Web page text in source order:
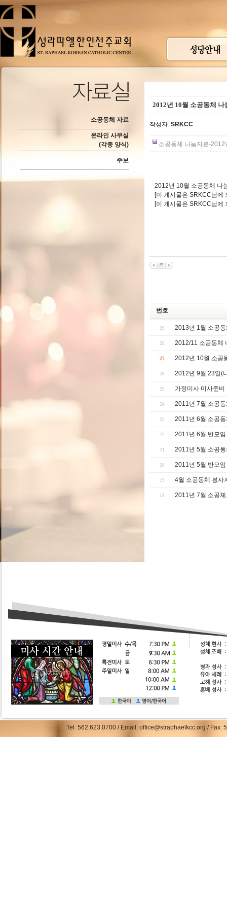
소공동체 자료
온라인 사무실
(각종 양식)
주보
2012년 10월 소공동체 나
작성자: SRKCC
소공동체 나눔자료-2012
2012년 10월 소공동체 나
[이 게시물은 SRKCC님에
[이 게시물은 SRKCC님
번호
29 2013년 1월 소공
28 2012/11 소공동체
27 2012년 10월 소공
26 2012년 9월 23일(
25 가정미사 미사준비
24 2011년 7월 소공
23 2011년 6월 소공
22 2011년 6월 반모
21 2011년 5월 소공
20 2011년 5월 반모
19 4월 소공동체 봉사
18 2011년 7월 소공
Tel: 562.623.0700 / Email: office@straphaelkcc.org /